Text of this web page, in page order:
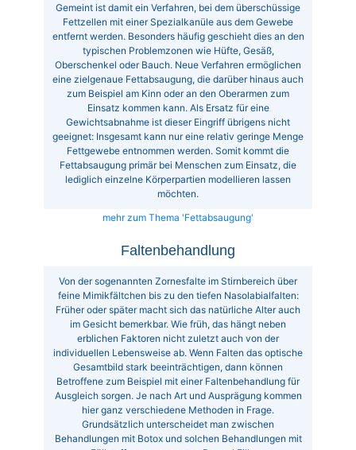
Gemeint ist damit ein Verfahren, bei dem überschüssige
Fettzellen mit einer Spezialkanüle aus dem Gewebe
entfernt werden. Besonders häufig geschieht dies an den
typischen Problemzonen wie Hüfte, Gesäß,
Oberschenkel oder Bauch. Neue Verfahren ermöglichen
eine zielgenaue Fettabsaugung, die darüber hinaus auch
zum Beispiel am Kinn oder an den Oberarmen zum
Einsatz kommen kann. Als Ersatz für eine
Gewichtsabnahme ist dieser Eingriff übrigens nicht
geeignet: Insgesamt kann nur eine relativ geringe Menge
Fettgewebe entnommen werden. Somit kommt die
Fettabsaugung primär bei Menschen zum Einsatz, die
lediglich einzelne Körperpartien modellieren lassen
möchten.
mehr zum Thema 'Fettabsaugung'
Faltenbehandlung
Von der sogenannten Zornesfalte im Stirnbereich über
feine Mimikfältchen bis zu den tiefen Nasolabialfalten:
Früher oder später macht sich das natürliche Alter auch
im Gesicht bemerkbar. Wie früh, das hängt neben
erblichen Faktoren nicht zuletzt auch von der
individuellen Lebensweise ab. Wenn Falten das optische
Gesamtbild stark beeinträchtigen, dann können
Betroffene zum Beispiel mit einer Faltenbehandlung für
Ausgleich sorgen. Je nach Art und Ausprägung kommen
hier ganz verschiedene Methoden in Frage.
Grundsätzlich unterscheidet man zwischen
Behandlungen mit Botox und solchen Behandlungen mit